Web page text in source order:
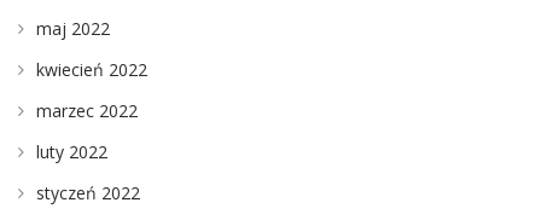
maj 2022
kwiecień 2022
marzec 2022
luty 2022
styczeń 2022